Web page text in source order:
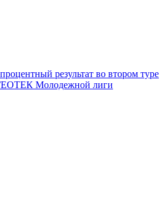
результат во втором туре
Молодежной лиги